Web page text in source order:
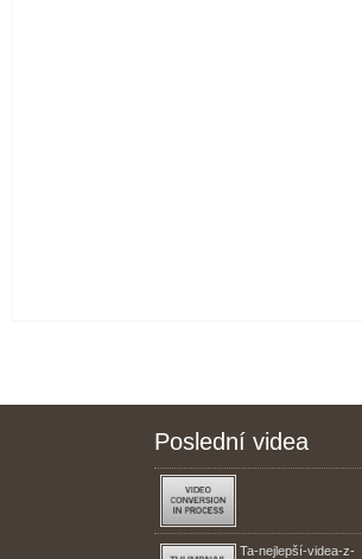
Poslední videa
Ta-nejlepší-videa-z-